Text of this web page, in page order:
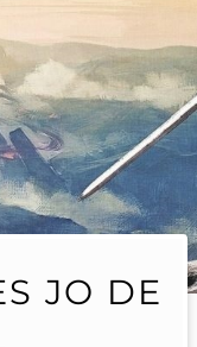
JO DE